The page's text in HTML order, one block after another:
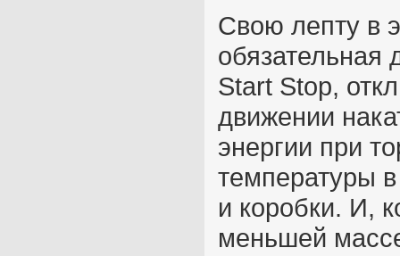
Свою лепту в
обязательная
Start Stop,
движении
энергии при
температуры
и коробки. И,
меньшей